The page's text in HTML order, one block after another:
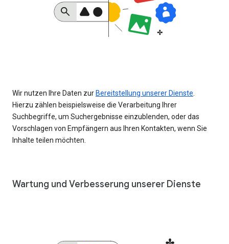
Wir nutzen Ihre Daten zur Bereitstellung unserer Dienste
Hierzu zählen beispielsweise die Verarbeitung Ihrer
Suchbegriffe, um Suchergebnisse einzublenden, oder das
Vorschlagen von Empfängern aus Ihren Kontakten, wenn Sie
Inhalte teilen möchten.
Wartung und Verbesserung unserer Dienste